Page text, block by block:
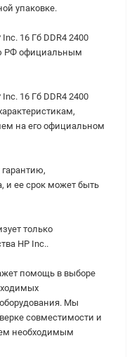
упаковке.
16 Гб DDR4 2400
РФ официальным
16 Гб DDR4 2400
на его официальном
и ее срок может быть
только
HP Inc..
помощь в выборе
Мы
совместимости и
необходимым